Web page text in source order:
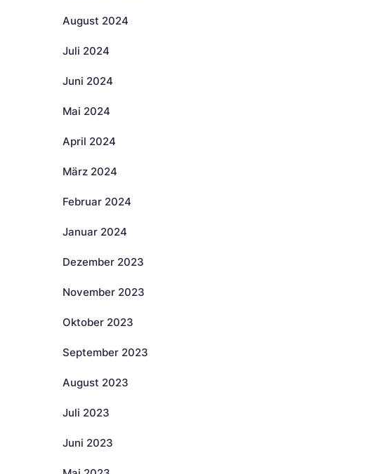
August 2024
Juli 2024
Juni 2024
Mai 2024
April 2024
März 2024
Februar 2024
Januar 2024
Dezember 2023
November 2023
Oktober 2023
September 2023
August 2023
Juli 2023
Juni 2023